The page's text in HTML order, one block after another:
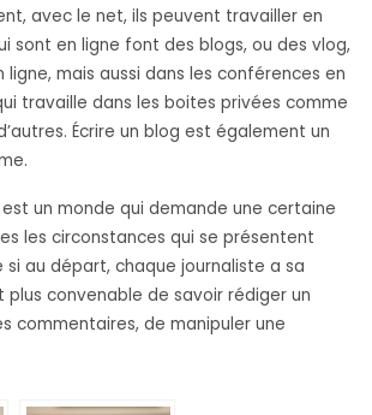
avec le net, ils peuvent travailler en
sont en ligne font des blogs, ou des vlog,
ligne, mais aussi dans les conférences en
travaille dans les boites privées comme
Écrire un blog est également un
est un monde qui demande une certaine
les circonstances qui se présentent
si au départ, chaque journaliste a sa
plus convenable de savoir rédiger un
commentaires, de manipuler une